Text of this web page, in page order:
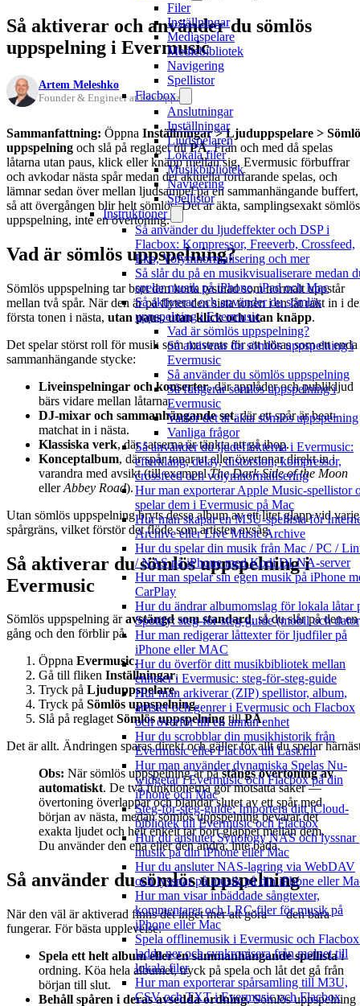
Filer
Inställningar
Mediaspelare
Mediebibliotek
Navigering
Spellistor
Flacbox
Anslutningar
Inställningar
Ljudspelaren
Lokala filer
Musikbibliotek
Navigering
Spellistor
Instruktioner
Så använder du ljudeffekter och DSP i
Flacbox: Kompressor, Freeverb, Crossfeed,
Eko, Volymnormalisering och mer
Så slår du på en musikvisualiserare medan
spelar musik på iPhone, iPad och Mac
Så aktiverar och använder du sömlös
uppspelning i Evermusic
Vad är sömlös uppspelning?
Så aktiverar du sömlös uppspelning i
Evermusic
Så använder du sömlös uppspelning
Så fungerar sömlös uppspelning i
Evermusic
Varför det är äkta sömlös uppspelning
Vanliga frågor
Så använder du ljudeffekterna i Evermusic:
efterklang, delay, distorsion, kompressor,
crossfeed och volymnormalisering
Hur man exporterar Apple Music-spellistor
spelar dem i Evermusic på Mac
Hur man skapar en M3U-spellista för
Archive eller Live Music Archive
Hur du spelar din musik från Mac / PC /
/ NAS på iPhone med Kodi DLNA-server
Hur man spelar sin egen musik på iPhone
CarPlay
Hur du ändrar albumomslag för lokala låtar
Spotify: steg-för-steg-guide (mobil och
Hur man redigerar låttexter för ljudfiler på
iPhone eller MAC
Hur du överför ditt musikbibliotek mellan
enheter i Evermusic: steg-för-steg-guide
Hur man arkiverar (ZIP) spellistor, album,
artister och genrer i Evermusic och Flacbox
och överför till en annan enhet
Hur du scrobblar din musikhistorik från
Evermusic eller Flacbox till Last.fm
Hur man använder dynamiska Spelas Nu-
widgetar i Evermusic och Flacbox på din
iPhone och Mac
Steg-för-steg-guide: Importera ditt iCloud-
bibliotek till Evermusic och Flacbox
Hur du ansluter Synology NAS och lyssnar
musik på din iPhone eller Mac
Hur du ansluter NAS-lagring via WebDAV
och lyssnar på musik på din iPhone eller
Hur man visar inbäddade sångtexter,
kommentarer och LRC-filer för musik på
iPhone eller Mac
Spela offlinemusik i Evermusic och
ladda ner och synkronisera från molnet till
lokala filer
Hur man exporterar spårsamling till M3U,
CSV och TXT i Evermusic och Flacbox
Så aktiverar och använder du sömlös
uppspelning i Evermusic
Artem Meleshko
Founder & Engineer at Everappz
Sammanfattning: Öppna Inställningar > Ljuduppspelare >
uppspelning och slå på reglaget tillPÅ. Från och med då spelas
låtarna utan paus, klick eller knäpp mellan sig. Evermusic förbuffrar
och avkodar nästa spår medan det aktuella fortfarande spelas, och
lämnar sedan över mellan ljudsampel på en sammanhängande buffert,
så att övergången blir helt sömlös. Det är äkta, samplingsexakt sömlös
uppspelning, inte en övertoning.
Vad är sömlös uppspelning?
Sömlös uppspelning tar bort den korta tystnad som normalt uppstår
mellan två spår. När den är på flyter den sista tonen i en låt rakt in i
första tonen i nästa, utan paus, utan klick och utan knäpp.
Det spelar störst roll för musik som mastrats för att höras som ett enda
sammanhängande stycke:
Liveinspelningar och konserter, där applåder och publikljud
bärs vidare mellan låtarna.
DJ-mixar och sammanhängande set, där ett spår är beat-
matchat in i nästa.
Klassiska verk, där satserna är tänkta att gå ihop.
Konceptalbum, där spår tonar ut eller övertonar direkt in i
varandra med avsikt (till exempelThe Dark Side of the Moon
ellerAbbey Road).
Utan sömlös uppspelning bryts dessa album av ett litet glapp vid varje
spårgräns, vilket förstör det flöde som artisten avsåg.
Så aktiverar du sömlös uppspelning i
Evermusic
Sömlös uppspelning äravstängd som standard, så du slår på den en
gång och den förblir på.
Öppna Evermusic.
Gå till fliken Inställningar.
Tryck på Ljuduppspelare.
Tryck på Sömlös uppspelning.
Slå på reglagetSömlös uppspelning tillPÅ.
Det är allt. Ändringen sparas direkt och gäller för allt du spelar
Obs: När sömlös uppspelning är påstängs övertoning av
automatiskt. De två funktionerna gör motsatta saker —
övertoning överlappar och blandar slutet av ett spår med
början av nästa, medan sömlös uppspelning bevarar det
exakta ljudet och helt enkelt tar bort glappet mellan dem.
Du använder den ena eller den andra, inte båda.
Så använder du sömlös uppspelning
När den väl är aktiverad finns det inget mer att göra — den bara
fungerar. För bästa upplevelse:
Spela ett helt album eller en sammanhängande spellistai
ordning. Köa hela albumet, tryck på spela och låt det gå från
början till slut.
Behåll spåren i deras avsedda ordning.Sömlös uppspelning